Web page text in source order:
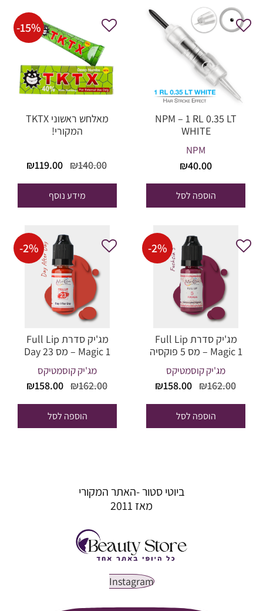
NPM – 1 RL 0.35 LT
WHITE
NPM
₪40.00
הוספה לסל
-15%
מאלחש ראשוני TKTX
המקורי!
₪140.00
המחיר
היה:
₪140.00.
₪119.00
מידע נוסף
-2%
מג'יק סדרת Full Lip
Magic 1 – מס 5 פוקסיה
מג'יק קוסמטיקס
₪162.00
המחיר
היה:
₪162.00.
₪158.00
הוספה לסל
-2%
מג'יק סדרת Full Lip
Magic 1 – מס 23 Day
After Day
מג'יק קוסמטיקס
₪162.00
המחיר
היה:
₪162.00.
₪158.00
הוספה לסל
ביוטי סטור -האתר המקורי
מאז 2011
Instagram